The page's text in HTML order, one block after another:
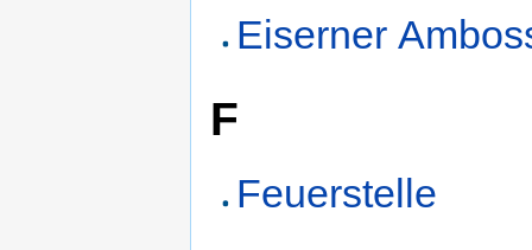
Eiserner
F
Feuerstelle